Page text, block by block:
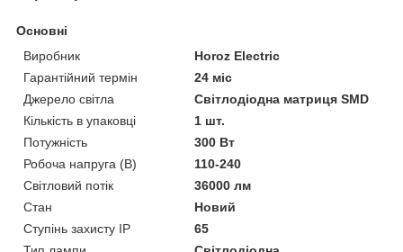
Основні
Виробник
Horoz Electric
Гарантійний термін
24 міс
Джерело світла
Світлодіодна матриця SMD
Кількість в упаковці
1 шт.
Потужність
300 Вт
Робоча напруга (В)
110-240
Світловий потік
36000 лм
Стан
Новий
Ступінь захисту IP
65